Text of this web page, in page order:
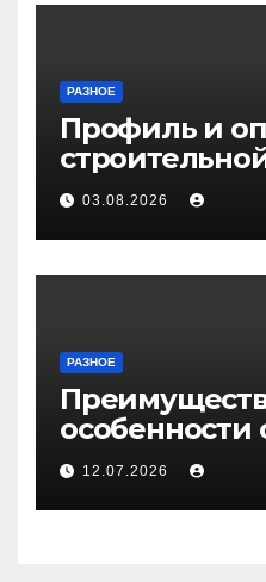
РАЗНОЕ
Профиль и
Медичи
03.08.2026
РАЗНОЕ
особенности
дверей
12.07.2026